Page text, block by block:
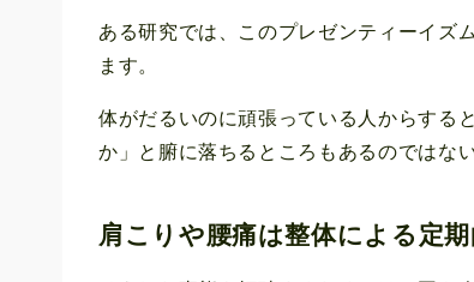
ある研究では、このプレゼンティーイズ
ます。
体がだるいのに頑張っている人からする
か」と腑に落ちるところもあるのではな
肩こりや腰痛は整体による定